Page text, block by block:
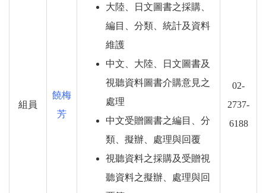
組員
饒梅
芳
大陸、日文圖書之採購、
編目、分類、統計及資料
維護
中文、大陸、日文圖書及
視聽資料圖書介購意見之
處理
中文受贈圖書之編目、分
類、擬辦、處理與回覆
視聽資料之採購及受贈視
聽資料之擬辦、處理與回
02-
2737-
6188